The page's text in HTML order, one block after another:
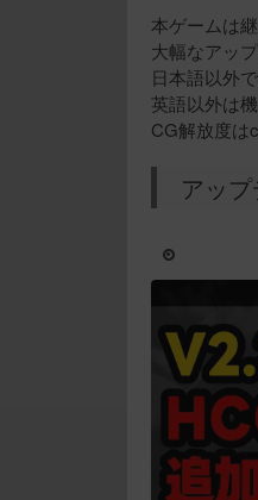
本ゲームは
大幅なアッ
日本語以外
英語以外は
CG解放度は
アッ